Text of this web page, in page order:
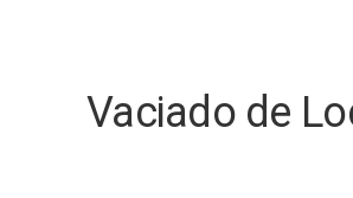
Vaciado de